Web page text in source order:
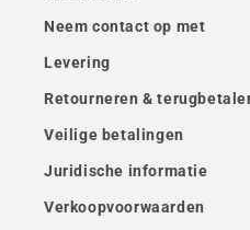
Neem contact op met
Levering
Retourneren &
Veilige betalingen
Juridische informatie
Verkoopvoorwaarden